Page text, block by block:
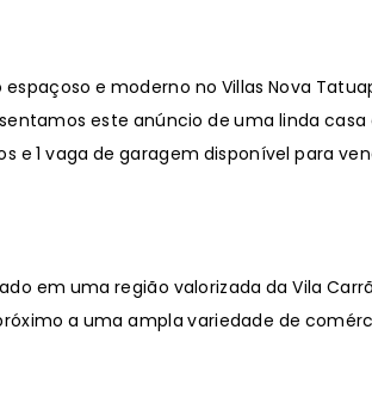
e moderno no Villas Nova
este anúncio de uma linda casa
e 1 vaga de garagem disponível para
em uma região valorizada da Vila
a uma ampla variedade de